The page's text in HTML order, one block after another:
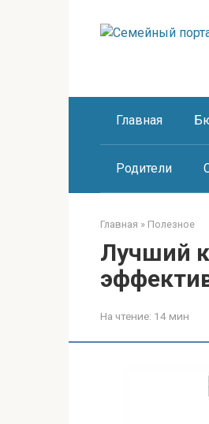
Главная
Родители
Главная » Полезное
Лучший
На чтение: 14 мин